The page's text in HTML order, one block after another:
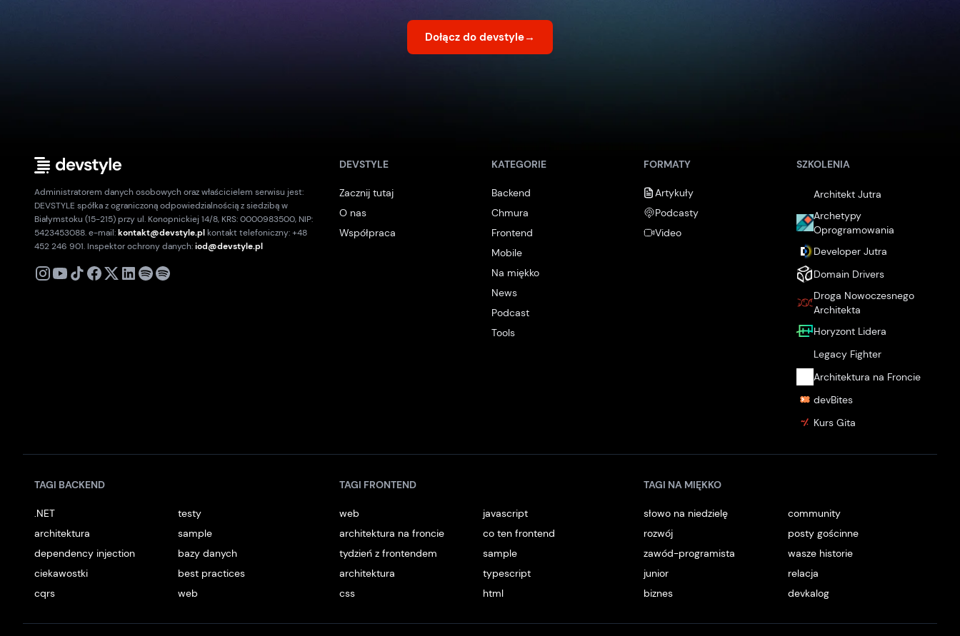
Dołącz do devstyle→
Administratorem danych osobowych oraz właścicielem serwisu jest:
DEVSTYLE spółka z ograniczoną odpowiedzialnością z siedzibą w
Białymstoku (15-215) przy ul. Konopnickiej 14/8, KRS: 0000983500, NIP:
5423453088. e-mail:kontakt@devstyle.plkontakt telefoniczny: +48
452 246 901. Inspektor ochrony danych:iod@devstyle.pl
X
DEVSTYLE
Zacznij tutaj
O nas
Współpraca
KATEGORIE
Backend
Chmura
Frontend
Mobile
Na miękko
News
Podcast
Tools
FORMATY
Artykuły
Podcasty
Video
SZKOLENIA
Architekt Jutra
Archetypy
Oprogramowania
Developer Jutra
Domain Drivers
Droga Nowoczesnego
Architekta
Horyzont Lidera
Legacy Fighter
Architektura na Froncie
devBites
Kurs Gita
TAGI BACKEND
.NET
testy
architektura
sample
dependency injection
bazy danych
ciekawostki
best practices
cqrs
web
TAGI FRONTEND
web
javascript
architektura na froncie
co ten frontend
tydzień z frontendem
sample
architektura
typescript
css
html
TAGI NA MIĘKKO
słowo na niedzielę
community
rozwój
posty gościnne
zawód-programista
wasze historie
junior
relacja
biznes
devkalog